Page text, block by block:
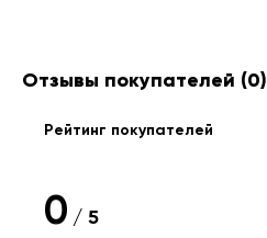
Отзывы покупателей (0)
Рейтинг покупателей
0 / 5